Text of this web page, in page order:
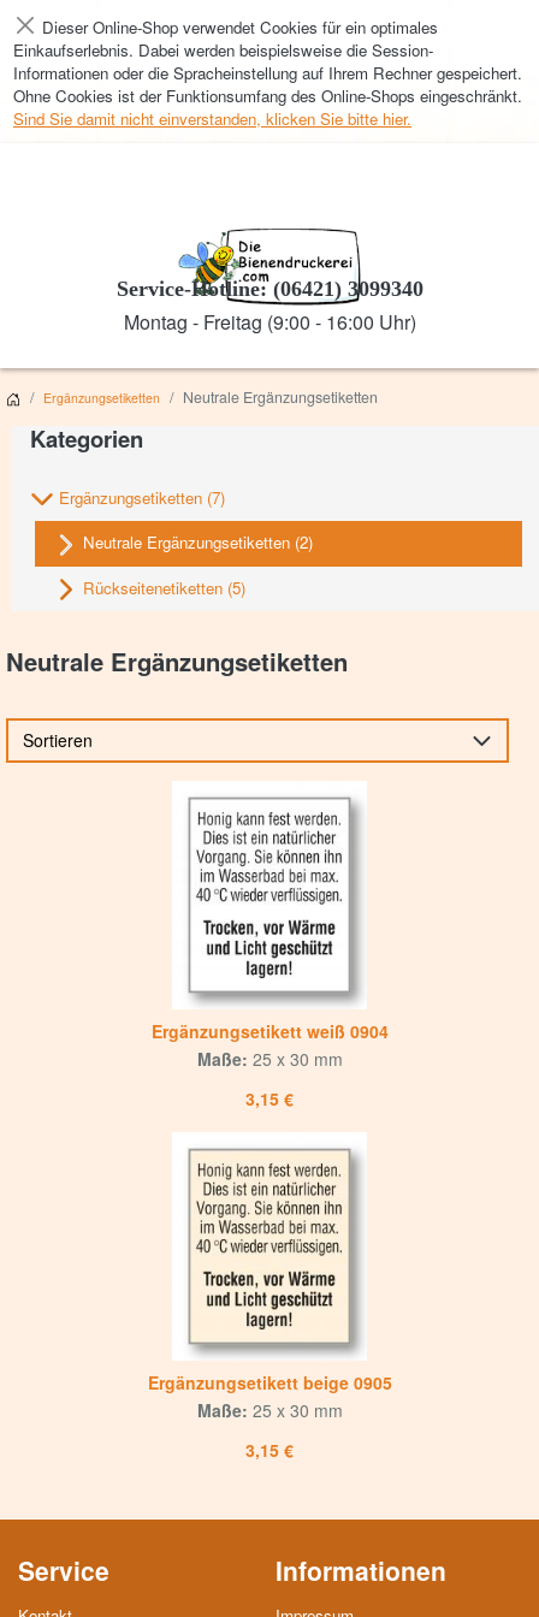
Schließen
Dieser Online-Shop verwendet Cookies für ein optimales
Einkaufserlebnis. Dabei werden beispielsweise die Session-
Informationen oder die Spracheinstellung auf Ihrem Rechner gespeichert.
Ohne Cookies ist der Funktionsumfang des Online-Shops eingeschränkt.
Sind Sie damit nicht einverstanden, klicken Sie bitte hier.
Service-Hotline: (06421) 3099340
Montag - Freitag (9:00 - 16:00 Uhr)
Ergänzungsetiketten Neutrale Ergänzungsetiketten
Kategorien
Ergänzungsetiketten (7)
Neutrale Ergänzungsetiketten (2)
Rückseitenetiketten (5)
Neutrale Ergänzungsetiketten
Sortieren
Ergänzungsetikett weiß 0904
3,15 €
Maße: 25 x 30 mm
Ergänzungsetikett beige 0905
3,15 €
Maße: 25 x 30 mm
Service Informationen